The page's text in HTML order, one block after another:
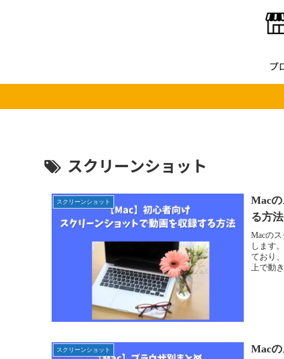
プ
スクリーンショット
スクリーンショット
Mac
る方法
Macの
します
ており
上で動
スクリーンショット
Mac